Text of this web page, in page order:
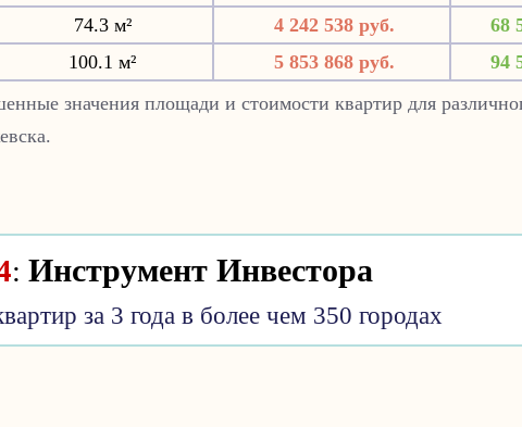
74.3 м² 4 242 538 руб.
68
100.1 м² 5 853 868 руб.
94
значения площади и стоимости квартир для
: Инструмент Инвестора
за 3 года в более чем 350 городах